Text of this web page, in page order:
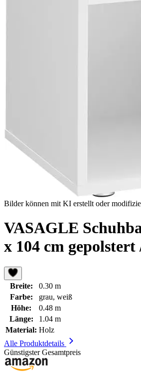
Bilder können mit KI erstellt oder
VASAGLE
x 104 cm
Breite:
0.30 m
Farbe:
grau, weiß
Höhe:
0.48 m
Länge:
1.04 m
Material: Holz
Alle Produktdetails
Günstigster Gesamtpreis